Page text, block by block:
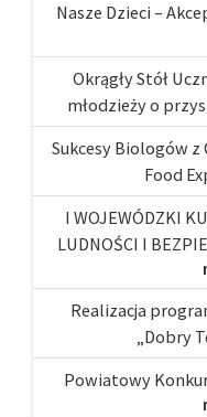
Nasze Dzieci –
Okrągły Stół
młodzieży o
Sukcesy Biologów z
Food
I WOJEWÓDZKI
LUDNOŚCI I
Realizacja
„Dobry
Powiatowy